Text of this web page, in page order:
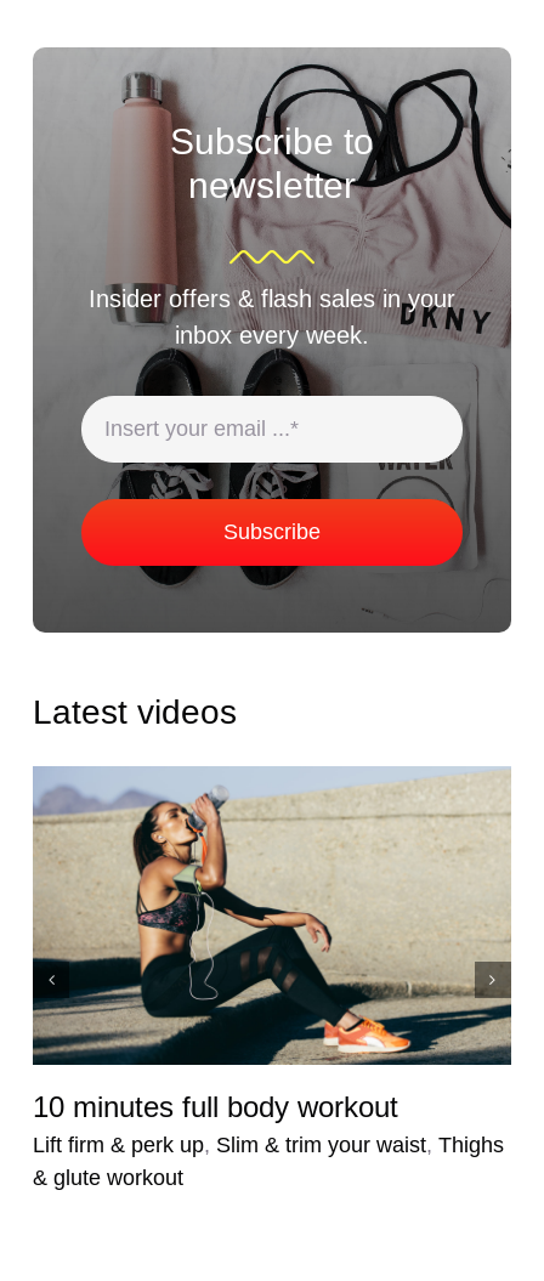
Subscribe to
newsletter
Insider offers & flash sales in your
inbox every week.
Subscribe
Latest videos
10 minutes full body workout
Lift firm & perk up, Slim & trim your waist,Thighs
& glute workout